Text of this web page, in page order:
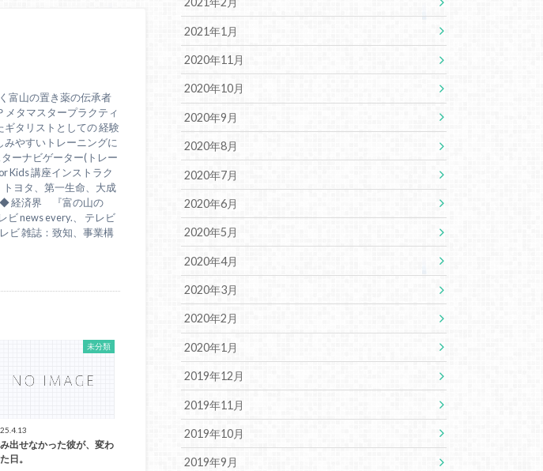
富山の置き薬の伝承者
メタマスタープラクティ
タリストとしての 経験
やすいトレーニングに
ーナビゲーター(トレー
Kids 講座インストラク
ヨタ、第一生命、大成
経済界 『富の山の
news every.、 テレビ
ビ 雑誌：致知、事業構
未分類
出せなかった彼が、変わ
日。
2021年1月
2020年11月
2020年10月
2020年9月
2020年8月
2020年7月
2020年6月
2020年5月
2020年4月
2020年3月
2020年2月
2020年1月
2019年12月
2019年11月
2019年10月
2019年9月